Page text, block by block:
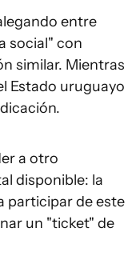
entre
social" con
similar. Mientras
Estado uruguayo
a otro
disponible: la
participar de este
un "ticket" de